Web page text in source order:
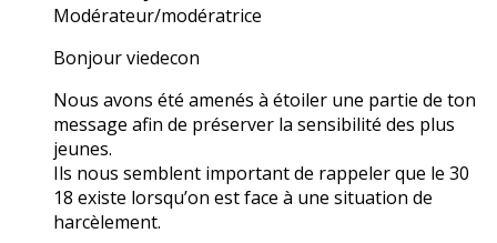
Modérateur/modératrice
Bonjour viedecon
Nous avons été amenés à étoiler une partie de ton
message afin de préserver la sensibilité des plus
jeunes.
Ils nous semblent important de rappeler que le 30
18 existe lorsqu’on est face à une situation de
harcèlement.